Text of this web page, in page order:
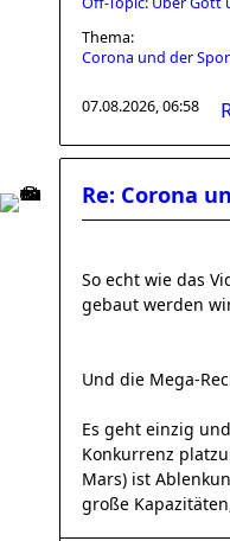
Thema:
Corona und der
07.08.2026, 06:58
Re: Corona
So echt wie das
gebaut werden
Und die Mega-
Es geht einzig
Konkurrenz
Mars) ist
große